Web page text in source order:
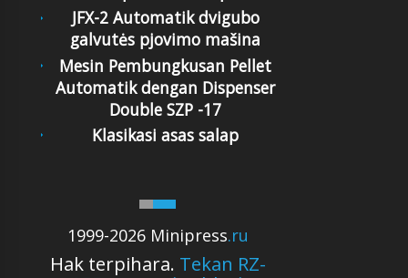
1999-2026 Minipress.ru
Hak terpihara. Tekan RZ-
JFX-2 Automatik dvigubo
galvutės pjovimo mašina
Mesin Pembungkusan Pellet
Automatik dengan Dispenser
Double SZP -17
Klasikasi asas salap